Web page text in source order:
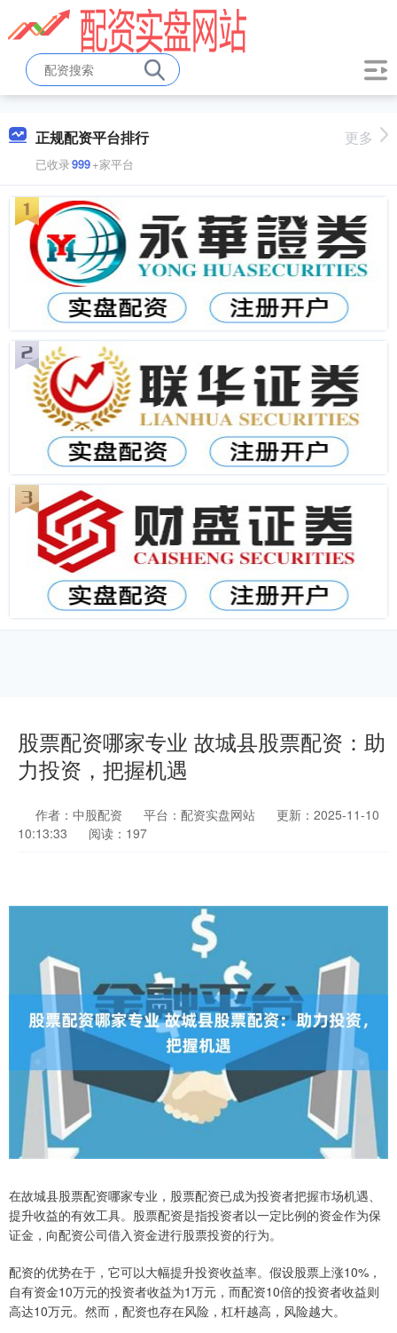
正规配资平台排行
已收录999+家平台
更多
股票配资哪家专业 故城县股票配资：助
力投资，把握机遇
作者：中股配资 平台：配资实盘网站
更新：2025-11-10
10:13:33
阅读：197
在故城县股票配资哪家专业，股票配资已成为投资者把握市场机遇、
提升收益的有效工具。股票配资是指投资者以一定比例的资金作为保
证金，向配资公司借入资金进行股票投资的行为。
配资的优势在于，它可以大幅提升投资收益率。假设股票上涨10%，
自有资金10万元的投资者收益为1万元，而配资10倍的投资者收益则
高达10万元。然而，配资也存在风险，杠杆越高，风险越大。